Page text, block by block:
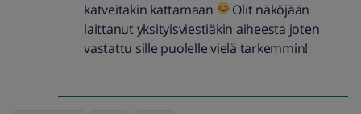
katveitakin kattamaan
Olit näköjään
laittanut yksityisviestiäkin aiheesta joten
vastattu sille puolelle vielä tarkemmin!